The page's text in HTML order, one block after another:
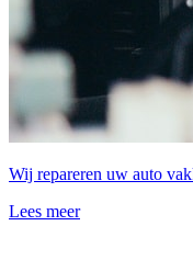
Wij repareren uw auto
Lees meer